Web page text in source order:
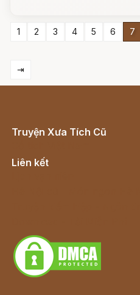
1 2 3 4 5 6 7
⇥
Truyện Xưa Tích Cũ
Liên kết